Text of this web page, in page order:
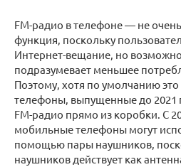
FM-радио в телефоне — не
функция, поскольку
Интернет-вещание, но
подразумевает меньшее
Поэтому, хотя по умолчанию
телефоны, выпущенные до 2021
FM-радио прямо из коробки. С
мобильные телефоны могут
помощью пары наушников,
наушников действует как